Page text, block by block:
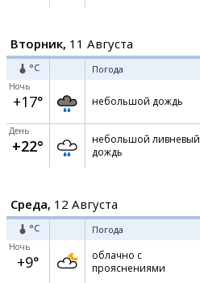
Вторник, 11 Августа
°C Погода
Ночь
+17° небольшой дождь
День
+22°
небольшой ливневый
дождь
Среда, 12 Августа
°C Погода
Ночь
+9°
облачно с
прояснениями